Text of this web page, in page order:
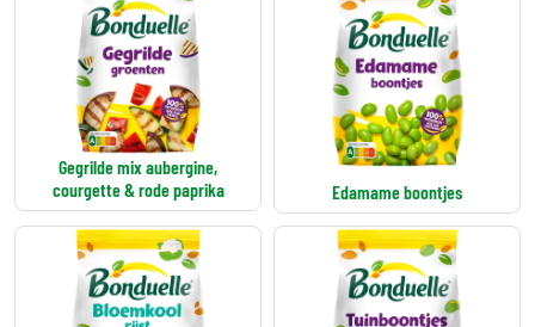
Gegrilde mix aubergine,
courgette & rode paprika
Edamame boontjes